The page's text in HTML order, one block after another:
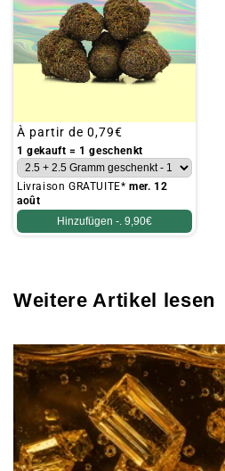
Üblicher
Preis
À partir de 0,79€
1 gekauft = 1 geschenkt
Livraison GRATUITE* mer. 12
août
Hinzufügen -. 9,90€
Weitere Artikel lesen